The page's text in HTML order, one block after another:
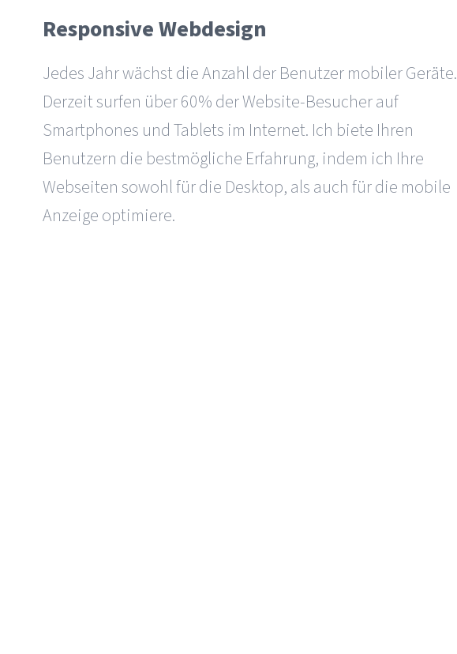
Responsive Webdesign
Jedes Jahr wächst die Anzahl der Benutzer mobiler Geräte.
Derzeit surfen über 60% der Website-Besucher auf
Smartphones und Tablets im Internet. Ich biete Ihren
Benutzern die bestmögliche Erfahrung, indem ich Ihre
Webseiten sowohl für die Desktop, als auch für die mobile
Anzeige optimiere.